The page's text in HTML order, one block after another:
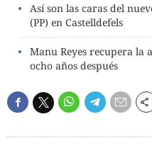
Así son las caras del
(PP) en Castelldefels
Manu Reyes recupera la
ocho años después